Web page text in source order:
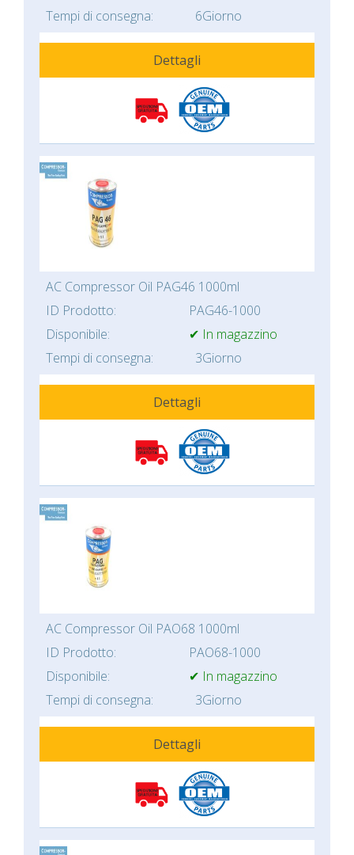
Tempi di consegna:
6Giorno
Dettagli
AC Compressor Oil PAG46 1000ml
ID Prodotto:
PAG46-1000
Disponibile:
✔ In magazzino
Tempi di consegna:
3Giorno
Dettagli
AC Compressor Oil PAO68 1000ml
ID Prodotto:
PAO68-1000
Disponibile:
✔ In magazzino
Tempi di consegna:
3Giorno
Dettagli